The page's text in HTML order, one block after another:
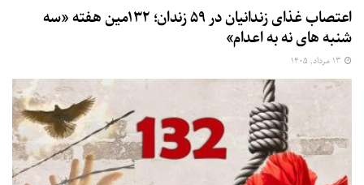
اعتصاب غذای زندانیان در ۵۹ زندان؛ ۱۳۲مین هفته «سه‌
شنبه‌ های نه به اعدام»